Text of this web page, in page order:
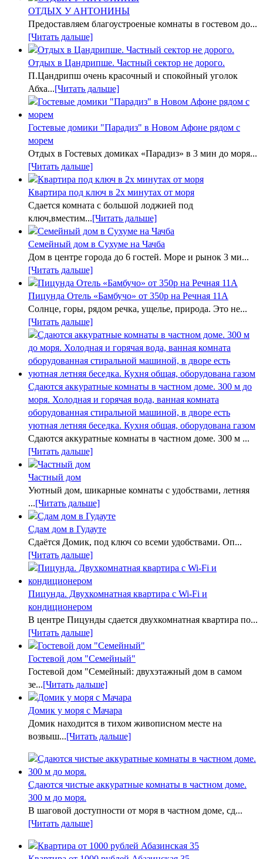
ОТДЫХ У АНТОНИНЫ
Предоставляем благоустроеные комнаты в гостевом до...
[Читать дальше]
Отдых в Цандрипше. Частный сектор не дорого.
П.Цандрипш очень красочный и спокойный уголок
Абха...[Читать дальше]
Гостевые домики "Парадиз" в Новом Афоне рядом с
морем
Отдых в Гостевых домиках «Парадиз» в 3 мин до моря...
[Читать дальше]
Квартира под ключ в 2х минутах от моря
Сдается комната с большой лоджией под
ключ,вместим...[Читать дальше]
Семейный дом в Сухуме на Чачба
Дом в центре города до 6 гостей. Море и рынок 3 ми...
[Читать дальше]
Пицунда Отель «Бамбучо» от 350р на Речная 11А
Солнце, горы, рядом речка, ущелье, природа. Это не...
[Читать дальше]
Сдаются аккуратные комнаты в частном доме. 300 м до
моря. Холодная и горячая вода, ванная комната
оборудованная стиральной машиной, в дворе есть
уютная летняя беседка. Кухня общая, оборудована газом
Сдаются аккуратные комнаты в частном доме. 300 м ...
[Читать дальше]
Частный дом
Уютный дом, шикарные комнаты с удобствами, летняя
...[Читать дальше]
Сдам дом в Гудауте
Сдаётся Домик, под ключ со всеми удобствами. Оп...
[Читать дальше]
Пицунда. Двухкомнатная квартира с Wi-Fi и
кондиционером
В центре Пицунды сдается двухкомнатная квартира по...
[Читать дальше]
Гостевой дом "Семейный"
Гостевой дом "Семейный: двухэтажный дом в самом
зе...[Читать дальше]
Домик у моря с Мачара
Домик находится в тихом живописном месте на
возвыш...[Читать дальше]
Сдаются чистые аккуратные комнаты в частном доме.
300 м до моря.
В шаговой доступности от моря в частном доме, сд...
[Читать дальше]